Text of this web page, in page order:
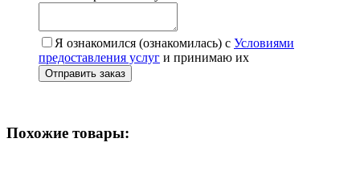
Я ознакомился (ознакомилась) с Условиями
предоставления услуг и принимаю их
Похожие товары: